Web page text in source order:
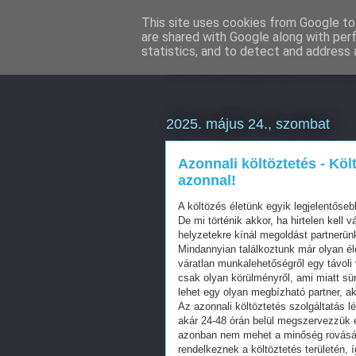
Weboldal
2025. május 24., szombat
Azonnali költöztetés -
azonnal!
A költözés életünk egyik
De mi történik akkor, ha hirtelen kell
helyzetekre kínál megoldást
Mindannyian találkoztunk már olyan
váratlan munkalehetőségről egy
csak olyan körülményről, ami miatt
lehet egy olyan megbízható partner,
Az azonnali költöztetés szolgáltatás
akár 24-48 órán belül
azonban nem mehet a minőség
rendelkeznek a költöztetés területén,
This site uses cookies from Google
are shared with Google along with
statistics, and to detect and address